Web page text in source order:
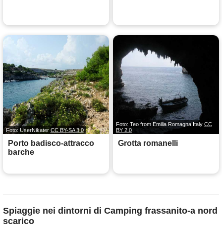
Foto: UserNikater CC BY-SA 3.0
Porto badisco-attracco
barche
Foto: Teo from Emilia Romagna Italy CC
BY 2.0
Grotta romanelli
Spiaggie nei dintorni di Camping frassanito-a nord
scarico